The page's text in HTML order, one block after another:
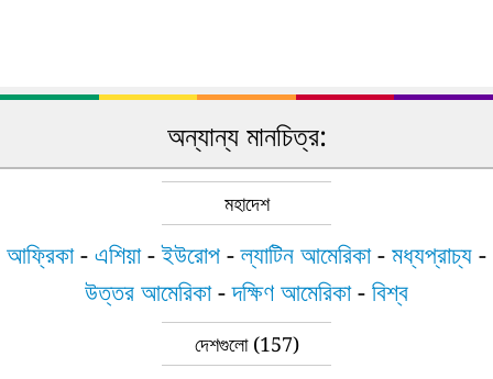
অন্যান্য মানচিত্র:
মহাদেশ
আফ্রিকা- এশিয়া-ইউরোপ -ল্যাটিন আমেরিকা- মধ্যপ্রাচ্য -
উত্তর আমেরিকা-দক্ষিণ আমেরিকা- বিশ্ব
দেশগুলো(157)